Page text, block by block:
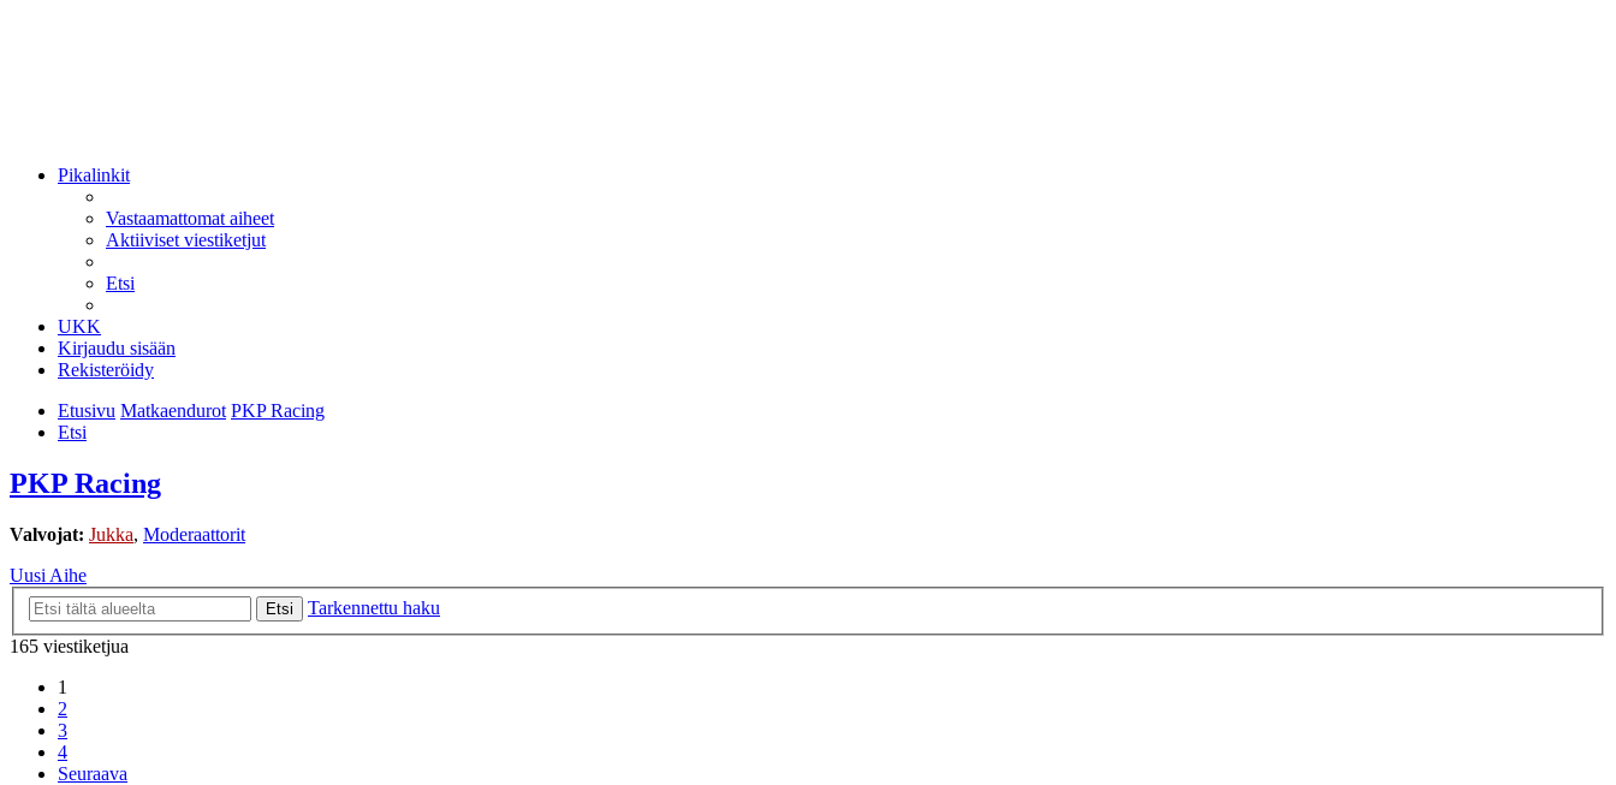
Pikalinkit
Vastaamattomat aiheet
Aktiiviset viestiketjut
Etsi
UKK
Kirjaudu sisään
Rekisteröidy
Etusivu Matkaendurot PKP Racing
Etsi
PKP Racing
Valvojat: Jukka, Moderaattorit
Uusi Aihe
Etsi
Tarkennettu haku
165 viestiketjua
1
2
3
4
Seuraava